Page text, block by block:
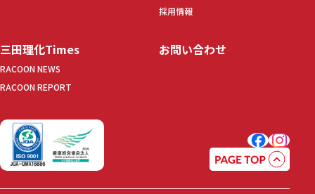
採用情報
三田理化Times
RACOON NEWS
RACOON REPORT
お問い合わせ